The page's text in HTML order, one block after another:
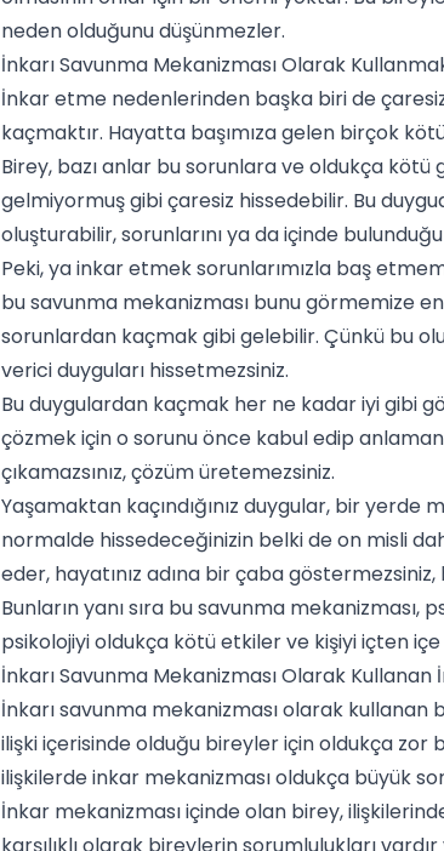
neden olduğunu düşünmezler.
İnkarı Savunma Mekanizması Olarak
İnkar etme nedenlerinden başka biri de
kaçmaktır. Hayatta başımıza gelen birçok
Birey, bazı anlar bu sorunlara ve oldukça kötü
gelmiyormuş gibi çaresiz hissedebilir. Bu
oluşturabilir, sorunlarını ya da içinde
Peki, ya inkar etmek sorunlarımızla baş
bu savunma mekanizması bunu görmemize
sorunlardan kaçmak gibi gelebilir. Çünkü bu
verici duyguları hissetmezsiniz.
Bu duygulardan kaçmak her ne kadar iyi gibi
çözmek için o sorunu önce kabul edip
çıkamazsınız, çözüm üretemezsiniz.
Yaşamaktan kaçındığınız duygular, bir
normalde hissedeceğinizin belki de on misli
eder, hayatınız adına bir çaba göstermezsiniz,
Bunların yanı sıra bu savunma mekanizması,
psikolojiyi oldukça kötü etkiler ve kişiyi içten
İnkarı Savunma Mekanizması Olarak Kullanan
İnkarı savunma mekanizması olarak kullanan
ilişki içerisinde olduğu bireyler için oldukça
ilişkilerde inkar mekanizması oldukça büyük
İnkar mekanizması içinde olan birey,
karşılıklı olarak bireylerin sorumlulukları